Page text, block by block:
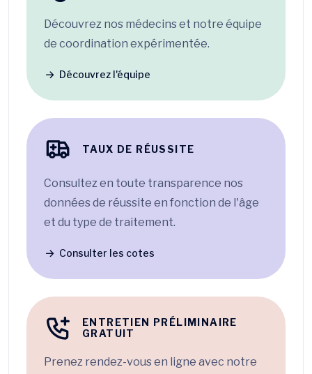
Découvrez nos médecins et notre équipe
de coordination expérimentée.
Découvrez l'équipe
TAUX DE RÉUSSITE
Consultez en toute transparence nos
données de réussite en fonction de l'âge
et du type de traitement.
Consulter les cotes
ENTRETIEN PRÉLIMINAIRE
GRATUIT
Prenez rendez-vous en ligne avec notre